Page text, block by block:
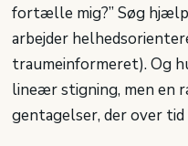
fortælle mig?” Søg
arbejder
traumeinformeret). Og
lineær stigning, men en
gentagelser, der over